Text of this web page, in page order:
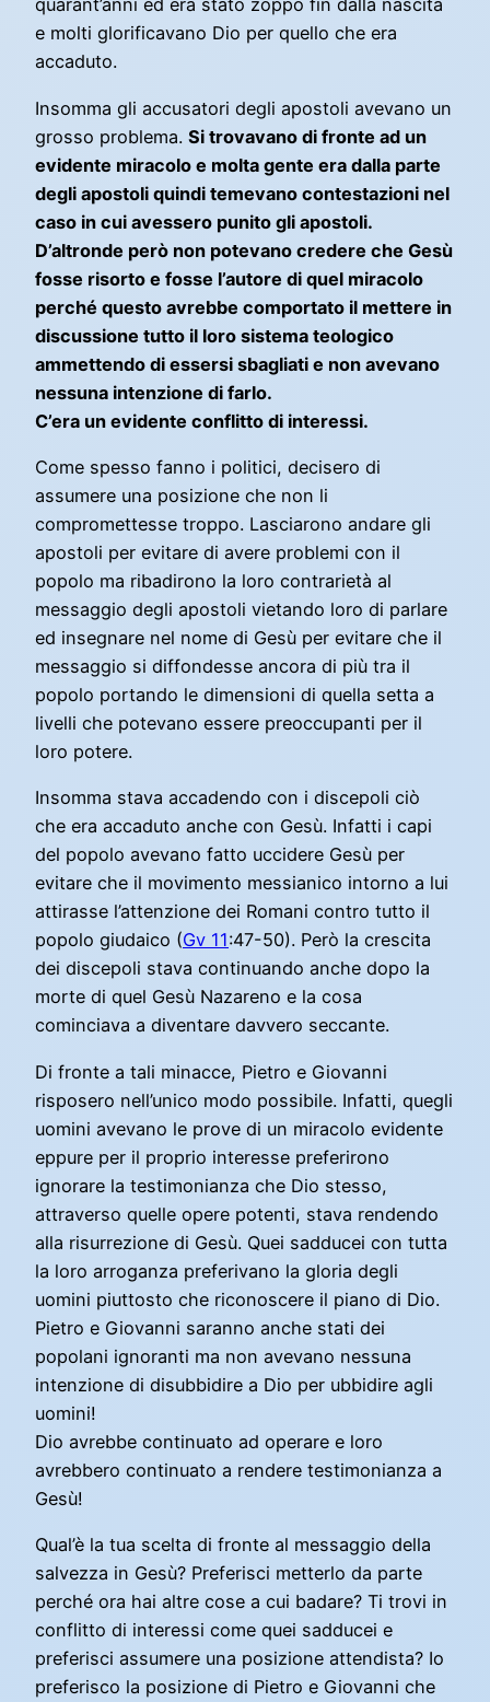
quarant’anni ed era stato zoppo fin dalla nascita
e molti glorificavano Dio per quello che era
accaduto.
Insomma gli accusatori degli apostoli avevano un
grosso problema. Si trovavano di fronte ad un
evidente miracolo e molta gente era dalla parte
degli apostoli quindi temevano contestazioni nel
caso in cui avessero punito gli apostoli.
D’altronde però non potevano credere che Gesù
fosse risorto e fosse l’autore di quel miracolo
perché questo avrebbe comportato il mettere in
discussione tutto il loro sistema teologico
ammettendo di essersi sbagliati e non avevano
nessuna intenzione di farlo.
C’era un evidente conflitto di interessi.
Come spesso fanno i politici, decisero di
assumere una posizione che non li
compromettesse troppo. Lasciarono andare gli
apostoli per evitare di avere problemi con il
popolo ma ribadirono la loro contrarietà al
messaggio degli apostoli vietando loro di parlare
ed insegnare nel nome di Gesù per evitare che il
messaggio si diffondesse ancora di più tra il
popolo portando le dimensioni di quella setta a
livelli che potevano essere preoccupanti per il
loro potere.
Insomma stava accadendo con i discepoli ciò
che era accaduto anche con Gesù. Infatti i capi
del popolo avevano fatto uccidere Gesù per
evitare che il movimento messianico intorno a lui
attirasse l’attenzione dei Romani contro tutto il
popolo giudaico (Gv 11:47-50). Però la crescita
dei discepoli stava continuando anche dopo la
morte di quel Gesù Nazareno e la cosa
cominciava a diventare davvero seccante.
Di fronte a tali minacce, Pietro e Giovanni
risposero nell’unico modo possibile. Infatti, quegli
uomini avevano le prove di un miracolo evidente
eppure per il proprio interesse preferirono
ignorare la testimonianza che Dio stesso,
attraverso quelle opere potenti, stava rendendo
alla risurrezione di Gesù. Quei sadducei con tutta
la loro arroganza preferivano la gloria degli
uomini piuttosto che riconoscere il piano di Dio.
Pietro e Giovanni saranno anche stati dei
popolani ignoranti ma non avevano nessuna
intenzione di disubbidire a Dio per ubbidire agli
uomini!
Dio avrebbe continuato ad operare e loro
avrebbero continuato a rendere testimonianza a
Gesù!
Qual’è la tua scelta di fronte al messaggio della
salvezza in Gesù? Preferisci metterlo da parte
perché ora hai altre cose a cui badare? Ti trovi in
conflitto di interessi come quei sadducei e
preferisci assumere una posizione attendista? Io
preferisco la posizione di Pietro e Giovanni che